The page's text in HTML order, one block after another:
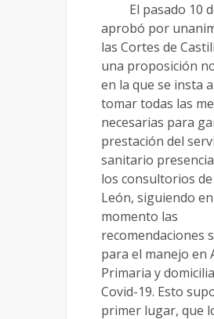
El pasado 10
aprobó por
las Cortes de
una proposición
en la que se insta
tomar todas las
necesarias para
prestación del
sanitario
los consultorios
León, siguiendo
momento las
recomendaciones
para el manejo en
Primaria y
Covid-19. Esto
primer lugar, que